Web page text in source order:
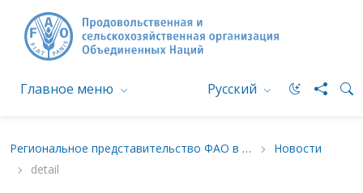
Главное меню Русский
Региональное представительство ФАО в Европе и Центральной Азии
Новости
detail